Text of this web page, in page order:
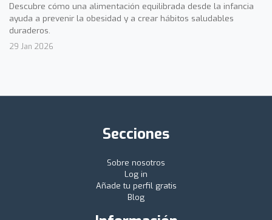
Descubre cómo una alimentación equilibrada desde la infancia
ayuda a prevenir la obesidad y a crear hábitos saludables
duraderos.
29 Jan 2026
Secciones
Sobre nosotros
Log in
Añade tu perfil gratis
Blog